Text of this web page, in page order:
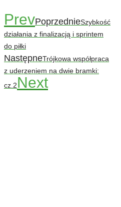
PrevPoprzednieSzybkość
działania z finalizacją i sprintem
do piłki
NastępneTrójkowa współpraca
z uderzeniem na dwie bramki:
cz.2Next